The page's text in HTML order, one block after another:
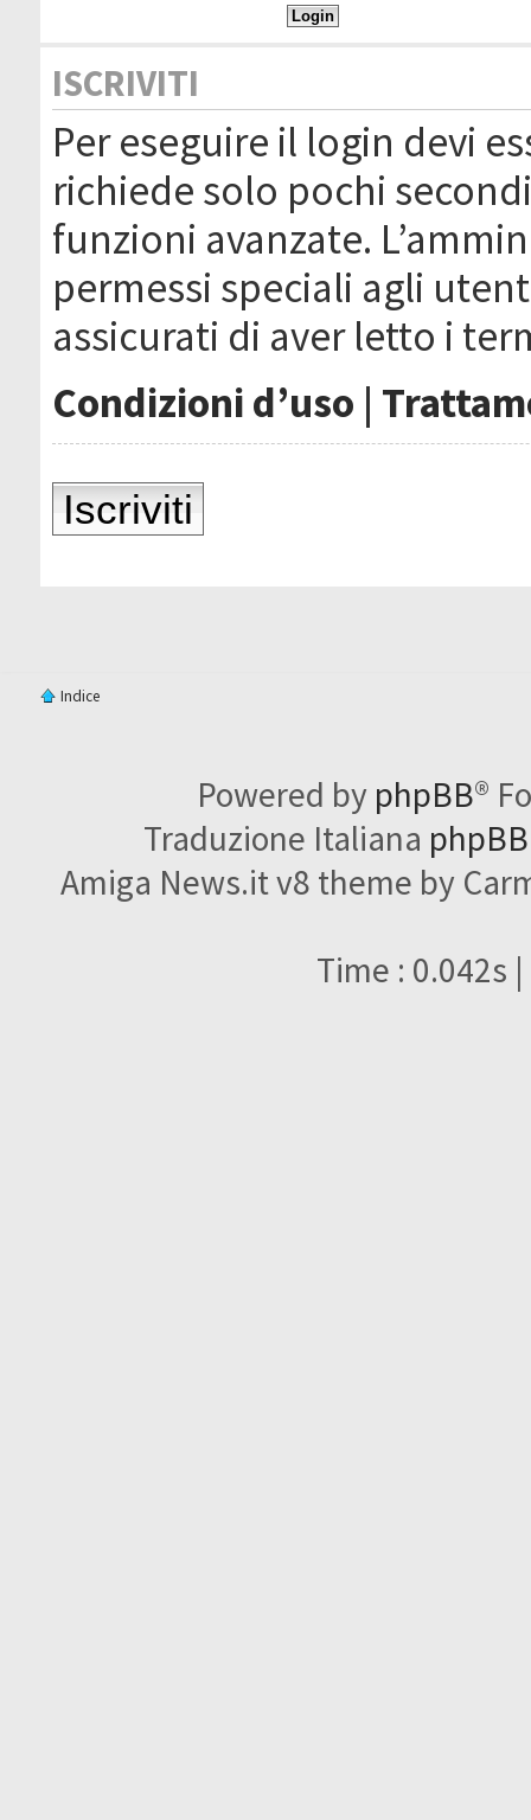
ISCRIVITI
Per eseguire il login devi
richiede solo pochi
funzioni avanzate.
permessi speciali agli
assicurati di aver letto i
Condizioni d’uso |
Iscriviti
Indice
Powered by phpBB®
Traduzione Italiana
Amiga News.it v8 theme by
Time : 0.042s